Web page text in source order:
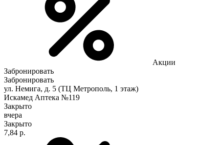
Акции
Забронировать
Забронировать
ул. Немига, д. 5 (ТЦ Метрополь, 1 этаж)
Искамед Аптека №119
Закрыто
вчера
Закрыто
7,84 р.